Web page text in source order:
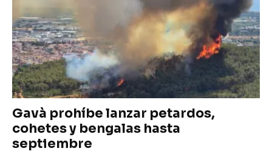
Gavà prohíbe lanzar petardos,
cohetes y bengalas hasta
septiembre